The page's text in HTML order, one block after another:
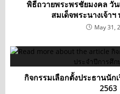
พิธีถวายพระพรชัยมงคล วั
สมเด็จพระนางเจ้า
May 31,
กิจกรรมเลือกตั้งประธานนัก
2563